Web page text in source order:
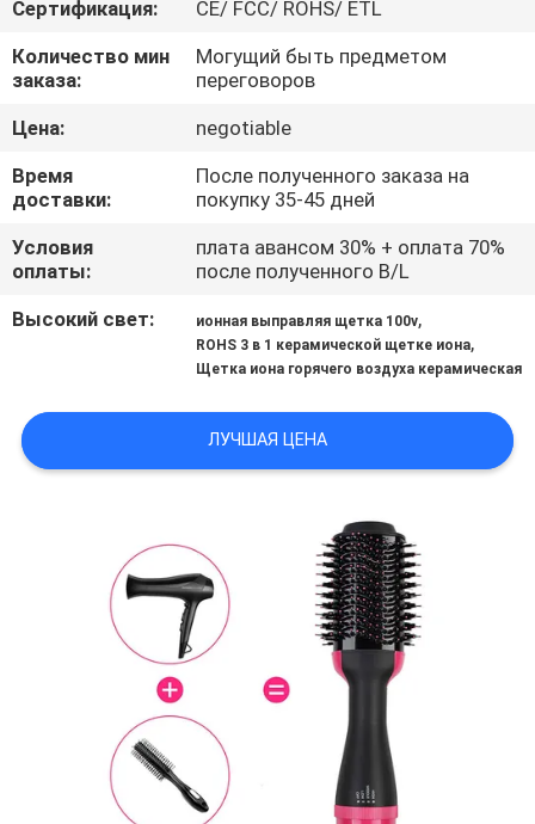
ПРОВЕРКА
КАЧЕСТВА
СВЯЖИТЕСЬ
МЫ
СПРОСИТЕ
ЦИТАТУ
КАРТА
САЙТА
КОНФИДЕНЦИАЛЬНОСТИ
Сертификация:
CE/ FCC/ ROHS/ ETL
Количество мин
заказа:
Могущий быть предметом
переговоров
Цена:
negotiable
Время
доставки:
После полученного заказа на
покупку 35-45 дней
Условия
оплаты:
плата авансом 30% + оплата 70%
после полученного B/L
Высокий свет:
ионная выправляя щетка 100v,
ROHS 3 в 1 керамической щетке иона,
Щетка иона горячего воздуха керамическая
ЛУЧШАЯ ЦЕНА